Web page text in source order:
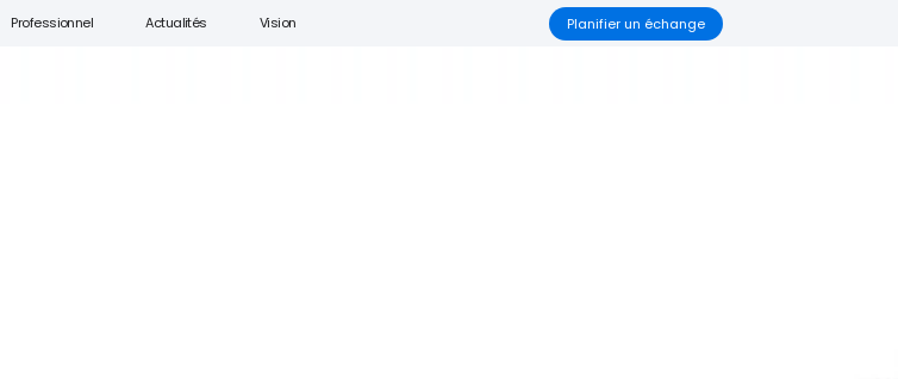
Professionnel Actualités Vision Planifier un échange